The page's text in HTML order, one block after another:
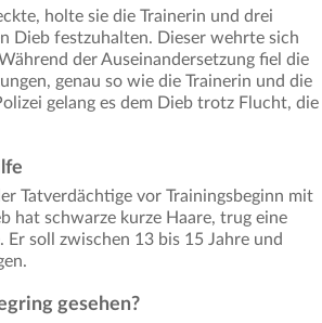
holte sie die Trainerin und drei
Dieb festzuhalten. Dieser wehrte sich
der Auseinandersetzung fiel die
genau so wie die Trainerin und die
gelang es dem Dieb trotz Flucht, die
Tatverdächtige vor Trainingsbeginn mit
hat schwarze kurze Haare, trug eine
Er soll zwischen 13 bis 15 Jahre und
gesehen?